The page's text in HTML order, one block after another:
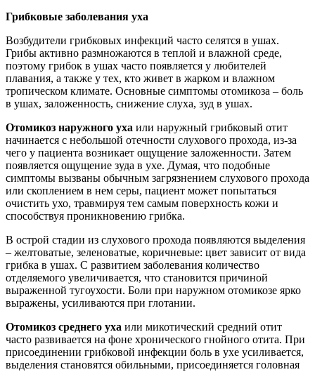
Грибковые заболевания уха
Возбудители грибковых инфекций часто селятся в ушах.
Грибы активно размножаются в теплой и влажной среде,
поэтому грибок в ушах часто появляется у любителей
плавания, а также у тех, кто живет в жарком и влажном
тропическом климате. Основные симптомы отомикоза – боль
в ушах, заложенность, снижение слуха, зуд в ушах.
Отомикоз наружного уха или наружный грибковый отит
начинается с небольшой отечности слухового прохода, из-за
чего у пациента возникает ощущение заложенности. Затем
появляется ощущение зуда в ухе. Думая, что подобные
симптомы вызваны обычным загрязнением слухового прохода
или скоплением в нем серы, пациент может попытаться
очистить ухо, травмируя тем самым поверхность кожи и
способствуя проникновению грибка.
В острой стадии из слухового прохода появляются выделения
– желтоватые, зеленоватые, коричневые: цвет зависит от вида
грибка в ушах. С развитием заболевания количество
отделяемого увеличивается, что становится причиной
выраженной тугоухости. Боли при наружном отомикозе ярко
выражены, усиливаются при глотании.
Отомикоз среднего уха или микотический средний отит
часто развивается на фоне хронического гнойного отита. При
присоединении грибковой инфекции боль в ухе усиливается,
выделения становятся обильными, присоединяется головная